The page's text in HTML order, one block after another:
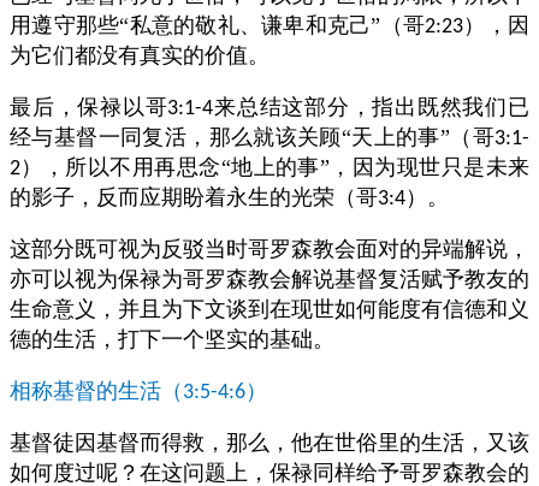
用遵守那些“私意的敬礼、谦卑和克己”（哥2:23），因
为它们都没有真实的价值。
最后，保禄以哥3:1-4来总结这部分，指出既然我们已
经与基督一同复活，那么就该关顾“天上的事”（哥3:1-
2），所以不用再思念“地上的事”，因为现世只是未来
的影子，反而应期盼着永生的光荣（哥3:4）。
这部分既可视为反驳当时哥罗森教会面对的异端解说，
亦可以视为保禄为哥罗森教会解说基督复活赋予教友的
生命意义，并且为下文谈到在现世如何能度有信德和义
德的生活，打下一个坚实的基础。
相称基督的生活（ 3:5-4:6）
基督徒因基督而得救，那么，他在世俗里的生活，又该
如何度过呢？在这问题上，保禄同样给予哥罗森教会的